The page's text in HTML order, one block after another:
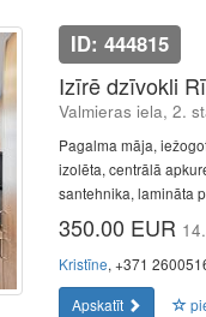
ID: 444815
Izīrē dzīvokli
Valmieras iela, 2.
Pagalma māja,
izolēta, centrālā
santehnika, lamināta
350.00 EUR
Kristīne, +371
Apskatīt